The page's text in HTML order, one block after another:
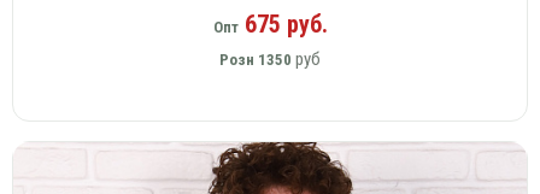
Опт675 руб.
Розн 1350 руб